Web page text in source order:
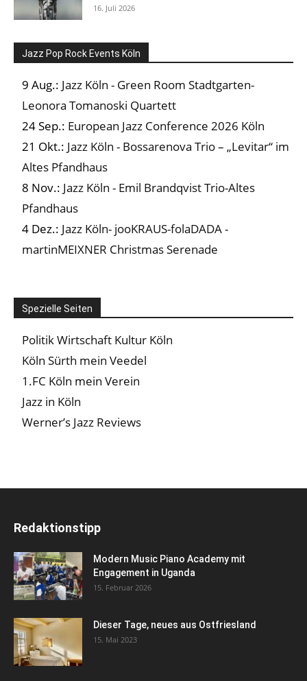
16. Juli 2026
Jazz Pop Rock Events Köln
9 Aug.: Jazz Köln - Green Room Stadtgarten-
Leonora Tomanoski Quartett
24 Sep.: European Jazz Conference 2026 Köln
21 Okt.: Jazz Köln - Bossarenova Trio – „Levitar“ im
Altes Pfandhaus
8 Nov.: Jazz Köln - Emil Brandqvist Trio-Altes
Pfandhaus
4 Dez.: Jazz Köln- jooKRAUS-folaDADA -
martinMEIXNER Christmas Serenade
Spezielle Seiten
Politik Wirtschaft Kultur Köln
Köln Sürth mein Veedel
1.FC Köln mein Verein
Jazz in Köln
Werner’s Jazz Reviews
Redaktionstipp
Modern Music Piano Academy mit
Engagement in Uganda
15. Februar 2026
Dieser Tage, neues aus Ostfriesland
15. Mai 2023